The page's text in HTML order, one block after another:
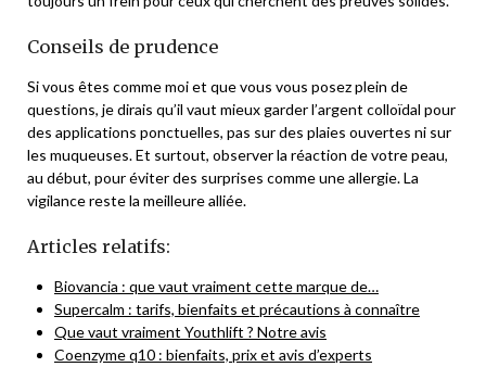
Conseils de prudence
Si vous êtes comme moi et que vous vous posez plein de
questions, je dirais qu’il vaut mieux garder l’argent colloïdal pour
des applications ponctuelles, pas sur des plaies ouvertes ni sur
les muqueuses. Et surtout, observer la réaction de votre peau,
au début, pour éviter des surprises comme une allergie. La
vigilance reste la meilleure alliée.
Articles relatifs:
Biovancia : que vaut vraiment cette marque de…
Supercalm : tarifs, bienfaits et précautions à connaître
Que vaut vraiment Youthlift ? Notre avis
Coenzyme q10 : bienfaits, prix et avis d’experts